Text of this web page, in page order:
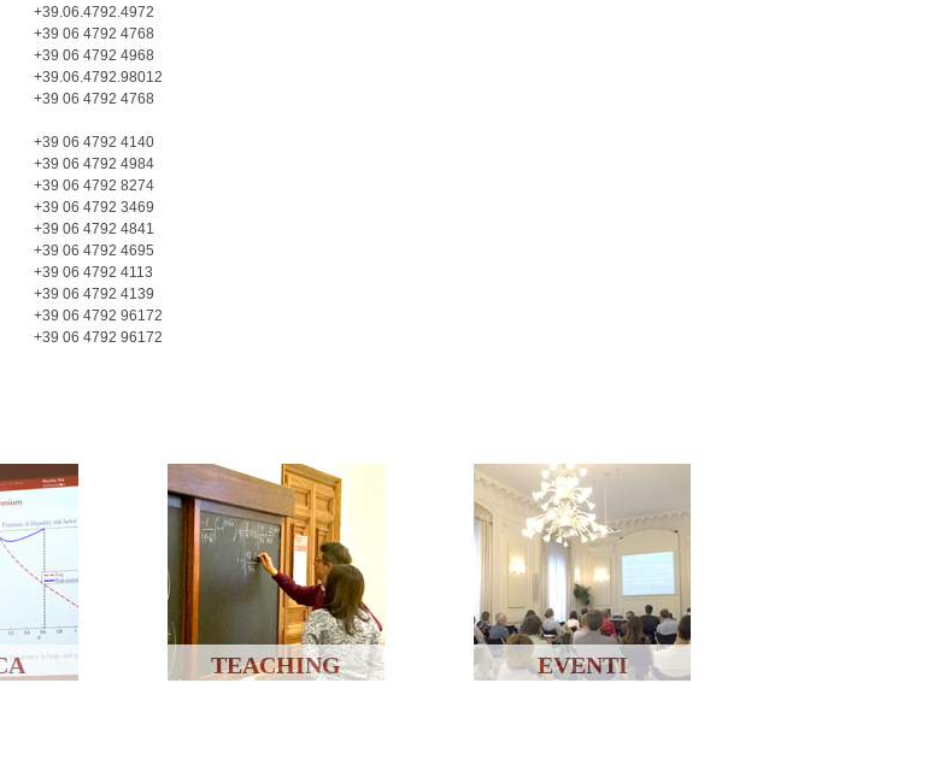
+39.06.4792.4972
+39 06 4792 4768
+39 06 4792 4968
+39.06.4792.98012
+39 06 4792 4768
+39 06 4792 4140
+39 06 4792 4984
+39 06 4792 8274
+39 06 4792 3469
+39 06 4792 4841
+39 06 4792 4695
+39 06 4792 4113
+39 06 4792 4139
+39 06 4792 96172
+39 06 4792 96172
TEACHING EVENTI